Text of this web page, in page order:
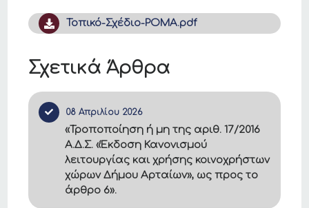
Τοπικό-Σχέδιο-ΡΟΜΑ.pdf
Σχετικά Άρθρα
08 Απριλίου 2026
«Τροποποίηση ή μη της αριθ. 17/2016
Α.Δ.Σ. «Έκδοση Κανονισμού
λειτουργίας και χρήσης κοινοχρήστων
χώρων Δήμου Αρταίων», ως προς το
άρθρο 6».